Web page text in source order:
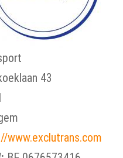
43
www.exclutrans.com